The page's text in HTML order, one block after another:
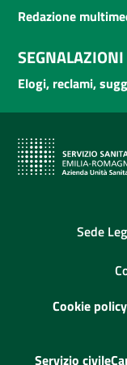
Redazione
SEGNALAZIONI
Elogi, reclami,
Sede
Cookie policy
Servizio civile